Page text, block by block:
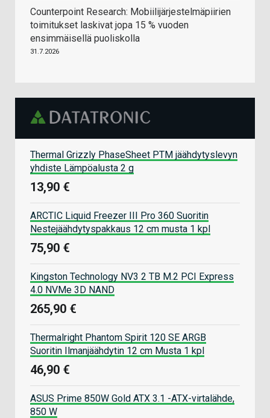
Counterpoint Research: Mobiilijärjestelmäpiirien
toimitukset laskivat jopa 15 % vuoden
ensimmäisellä puoliskolla
31.7.2026
Thermal Grizzly PhaseSheet PTM jäähdytyslevyn
yhdiste Lämpöalusta 2 g
13,90 €
ARCTIC Liquid Freezer III Pro 360 Suoritin
Nestejäähdytyspakkaus 12 cm musta 1 kpl
75,90 €
Kingston Technology NV3 2 TB M.2 PCI Express
4.0 NVMe 3D NAND
265,90 €
Thermalright Phantom Spirit 120 SE ARGB
Suoritin Ilmanjäähdytin 12 cm Musta 1 kpl
46,90 €
ASUS Prime 850W Gold ATX 3.1 -ATX-virtalähde,
850 W